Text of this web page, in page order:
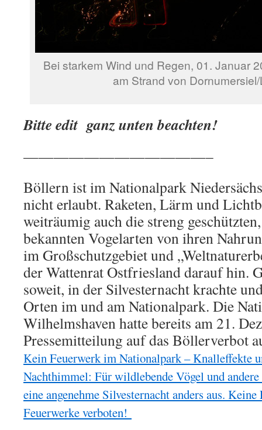
Bei starkem Wind und Regen, 01. Januar
am Strand von
Bitte edit ganz unten beachten!
————————————–
Böllern ist im Nationalpark
nicht erlaubt. Raketen, Lärm und
weiträumig auch die streng
bekannten Vogelarten von ihren
im Großschutzgebiet und
der Wattenrat Ostfriesland darauf hin.
soweit, in der Silvesternacht krachte
Orten im und am Nationalpark. Die
Wilhelmshaven hatte bereits am 21.
Pressemitteilung auf das Böllerverbot
Kein Feuerwerk im Nationalpark – Knalleffekte
Nachthimmel: Für wildlebende Vögel und
eine angenehme Silvesternacht anders aus.
Feuerwerke verboten!